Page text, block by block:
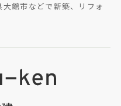
館市などで新築、リフォ